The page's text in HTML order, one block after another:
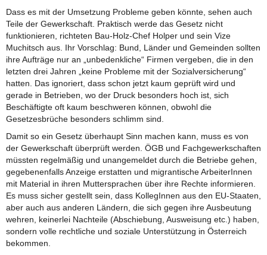
Dass es mit der Umsetzung Probleme geben könnte, sehen auch
Teile der Gewerkschaft. Praktisch werde das Gesetz nicht
funktionieren, richteten Bau-Holz-Chef Holper und sein Vize
Muchitsch aus. Ihr Vorschlag: Bund, Länder und Gemeinden sollten
ihre Aufträge nur an „unbedenkliche“ Firmen vergeben, die in den
letzten drei Jahren „keine Probleme mit der Sozialversicherung“
hatten. Das ignoriert, dass schon jetzt kaum geprüft wird und
gerade in Betrieben, wo der Druck besonders hoch ist, sich
Beschäftigte oft kaum beschweren können, obwohl die
Gesetzesbrüche besonders schlimm sind.
Damit so ein Gesetz überhaupt Sinn machen kann, muss es von
der Gewerkschaft überprüft werden. ÖGB und Fachgewerkschaften
müssten regelmäßig und unangemeldet durch die Betriebe gehen,
gegebenenfalls Anzeige erstatten und migrantische ArbeiterInnen
mit Material in ihren Muttersprachen über ihre Rechte informieren.
Es muss sicher gestellt sein, dass KollegInnen aus den EU-Staaten,
aber auch aus anderen Ländern, die sich gegen ihre Ausbeutung
wehren, keinerlei Nachteile (Abschiebung, Ausweisung etc.) haben,
sondern volle rechtliche und soziale Unterstützung in Österreich
bekommen.